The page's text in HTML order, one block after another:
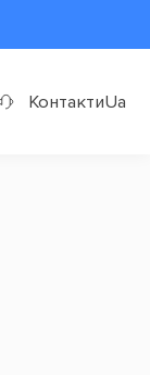
КонтактиUa